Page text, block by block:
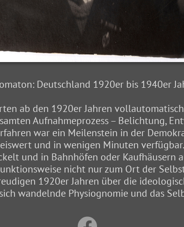
Deutschland 1920er bis 1940er
ab den 1920er Jahren
Aufnahmeprozess – Belichtung,
war ein Meilenstein in der
und in wenigen Minuten verfügbar.
und in Bahnhöfen oder Kaufhäusern
nicht nur zum Ort der
1920er Jahren über die
wandelnde Physiognomie und das